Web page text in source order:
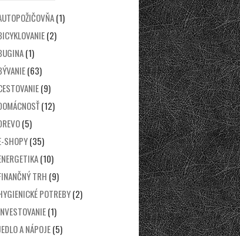
(1)
(2)
(1)
(63)
(9)
(12)
(5)
SHOPY(35)
(10)
TRH (9)
POTREBY(2)
(1)
A NÁPOJE(5)